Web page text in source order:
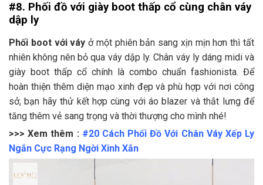
#8. Phối đồ với giày boot thấp cổ cùng chân váy
dập ly
Phối boot với váy ở một phiên bản sang xịn mịn hơn thì tất
nhiên không nên bỏ qua váy dập ly. Chân váy ly dáng midi và
giày boot thấp cổ chính là combo chuẩn fashionista. Để
hoàn thiện thêm diện mạo xinh đẹp và phù hợp với nơi công
sở, bạn hãy thử kết hợp cùng với áo blazer và thắt lưng để
tăng thêm vẻ sang trọng và thời thượng cho mình nhé!
>>> Xem thêm : #20 Cách Phối Đồ Với Chân Váy Xếp Ly
Ngắn Cực Rạng Ngời Xinh Xắn